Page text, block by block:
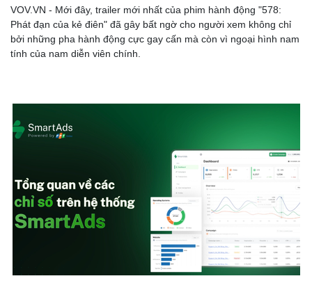
VOV.VN - Mới đây, trailer mới nhất của phim hành động "578:
Phát đạn của kẻ điên" đã gây bất ngờ cho người xem không chỉ
bởi những pha hành động cực gay cấn mà còn vì ngoại hình nam
tính của nam diễn viên chính.